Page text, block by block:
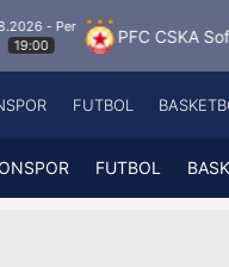
PFC CSKA Sofia FK
Fenerbahçe
Galatasaray
A
FUTBOL
FUTBOL